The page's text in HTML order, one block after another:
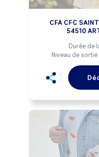
CFA CFC
54510
Durée de
Niveau de sortie